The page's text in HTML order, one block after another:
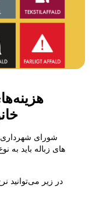
شورای شهرداری
های زباله باید
در زیر می‌توانید